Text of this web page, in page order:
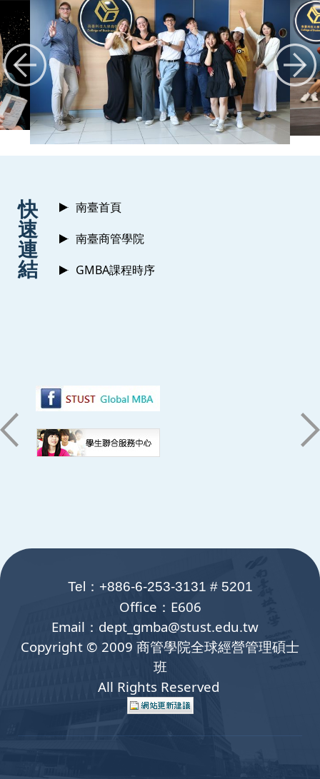
快
速
連
結
南臺首頁
南臺商管學院
GMBA課程時序
Tel：+886-6-253-3131 # 5201
Office ： E606
Email ：dept_gmba@stust.edu.tw
Copyright © 2009 商管學院全球經營管理碩士
班
All Rights Reserved